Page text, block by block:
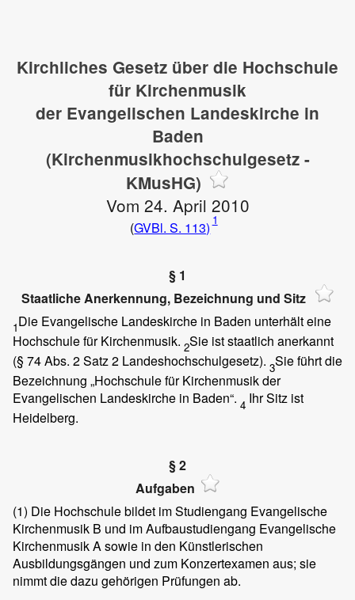
Kirchliches Gesetz über die Hochschule
für Kirchenmusik
der Evangelischen Landeskirche in
Baden
(Kirchenmusikhochschulgesetz -
KMusHG)
Vom 24. April 2010
(GVBl. S. 113) 1
§ 1
Staatliche Anerkennung, Bezeichnung und Sitz
1Die Evangelische Landeskirche in Baden unterhält eine
Hochschule für Kirchenmusik. 2Sie ist staatlich anerkannt
(§ 74 Abs. 2 Satz 2 Landeshochschulgesetz). 3Sie führt die
Bezeichnung „Hochschule für Kirchenmusik der
Evangelischen Landeskirche in Baden“. 4 Ihr Sitz ist
Heidelberg.
§ 2
Aufgaben
(1) Die Hochschule bildet im Studiengang Evangelische
Kirchenmusik B und im Aufbaustudiengang Evangelische
Kirchenmusik A sowie in den Künstlerischen
Ausbildungsgängen und zum Konzertexamen aus; sie
nimmt die dazu gehörigen Prüfungen ab.